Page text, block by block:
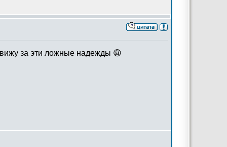
за эти ложные надежды 😩